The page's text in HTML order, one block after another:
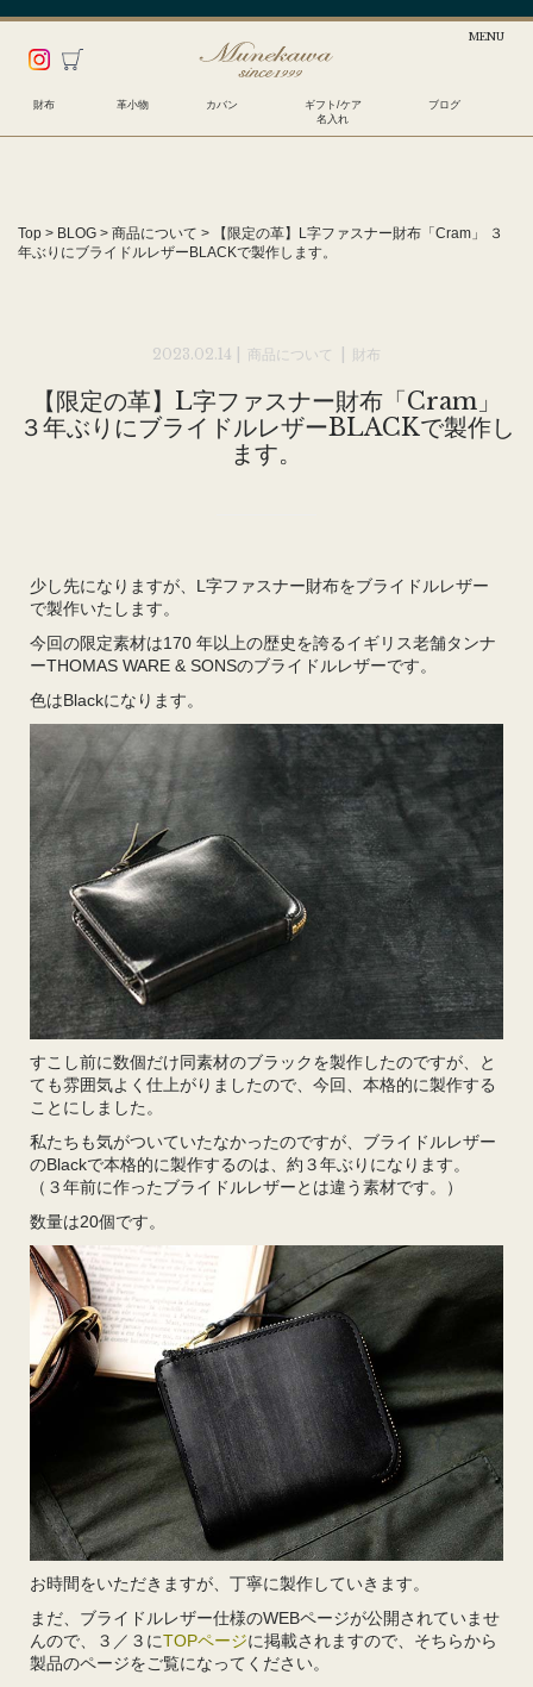
財布 革小物 カバン
ギフト/ケア
名入れ
ブログ
Top > BLOG > 商品について >
【限定の革】L字ファスナー財布「Cram」 ３
年ぶりにブライドルレザーBLACKで製作します。
2023.02.14 | 商品について 財布
【限定の革】L字ファスナー財布「Cram」
３年ぶりにブライドルレザーBLACKで製作し
ます。
少し先になりますが、L字ファスナー財布をブライドルレザー
で製作いたします。
今回の限定素材は170 年以上の歴史を誇るイギリス老舗タンナ
ーTHOMAS WARE & SONSのブライドルレザーです。
色はBlackになります。
すこし前に数個だけ同素材のブラックを製作したのですが、と
ても雰囲気よく仕上がりましたので、今回、本格的に製作する
ことにしました。
私たちも気がついていたなかったのですが、ブライドルレザー
のBlackで本格的に製作するのは、約３年ぶりになります。
（３年前に作ったブライドルレザーとは違う素材です。）
数量は20個です。
お時間をいただきますが、丁寧に製作していきます。
まだ、ブライドルレザー仕様のWEBページが公開されていませ
んので、３／３にTOPページに掲載されますので、そちらから
製品のページをご覧になってください。